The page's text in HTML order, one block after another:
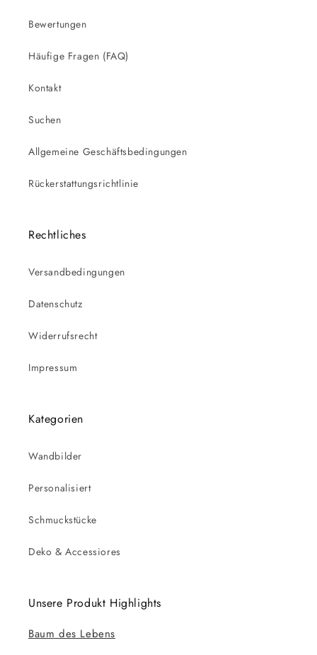
Bewertungen
Häufige Fragen (FAQ)
Kontakt
Suchen
Allgemeine Geschäftsbedingungen
Rückerstattungsrichtlinie
Rechtliches
Versandbedingungen
Datenschutz
Widerrufsrecht
Impressum
Kategorien
Wandbilder
Personalisiert
Schmuckstücke
Deko & Accessiores
Unsere Produkt Highlights
Baum des Lebens